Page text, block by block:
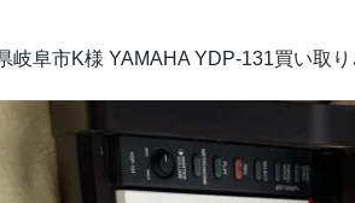
岐阜市K様 YAMAHA YDP-131買い取